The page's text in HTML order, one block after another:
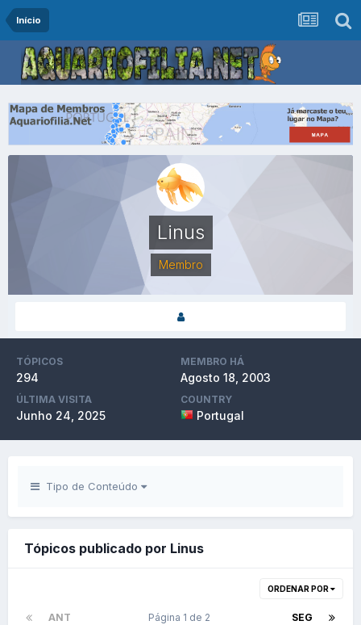
Início
Linus
Membro
TÓPICOS
294
MEMBRO HÁ
Agosto 18, 2003
ÚLTIMA VISITA
Junho 24, 2025
COUNTRY
Portugal
Tipo de Conteúdo
Tópicos publicado por Linus
ORDENAR POR
ANT SEG
Página 1 de 2